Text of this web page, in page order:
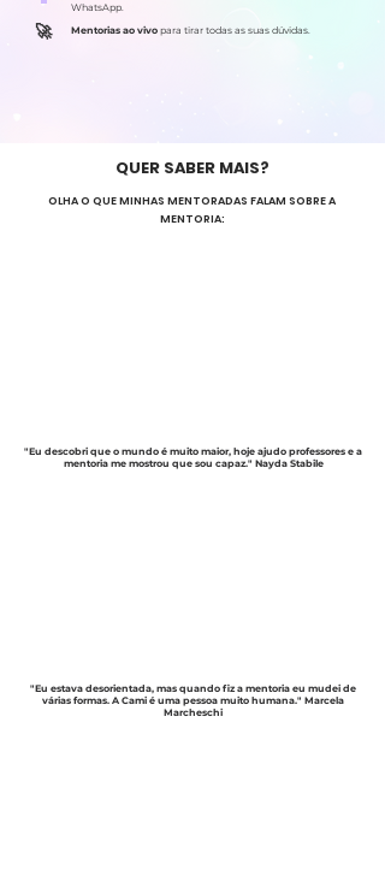
WhatsApp.
​🚀 Mentorias ao vivo para tirar todas as suas dúvidas.
QUER SABER MAIS?
OLHA O QUE MINHAS MENTORADAS FALAM SOBRE A
MENTORIA:
"Eu descobri que o mundo é muito maior, hoje ajudo professores e a
mentoria me mostrou que sou capaz." Nayda Stabile
"Eu estava desorientada, mas quando fiz a mentoria eu mudei de
várias formas. A Cami é uma pessoa muito humana." Marcela
Marcheschi